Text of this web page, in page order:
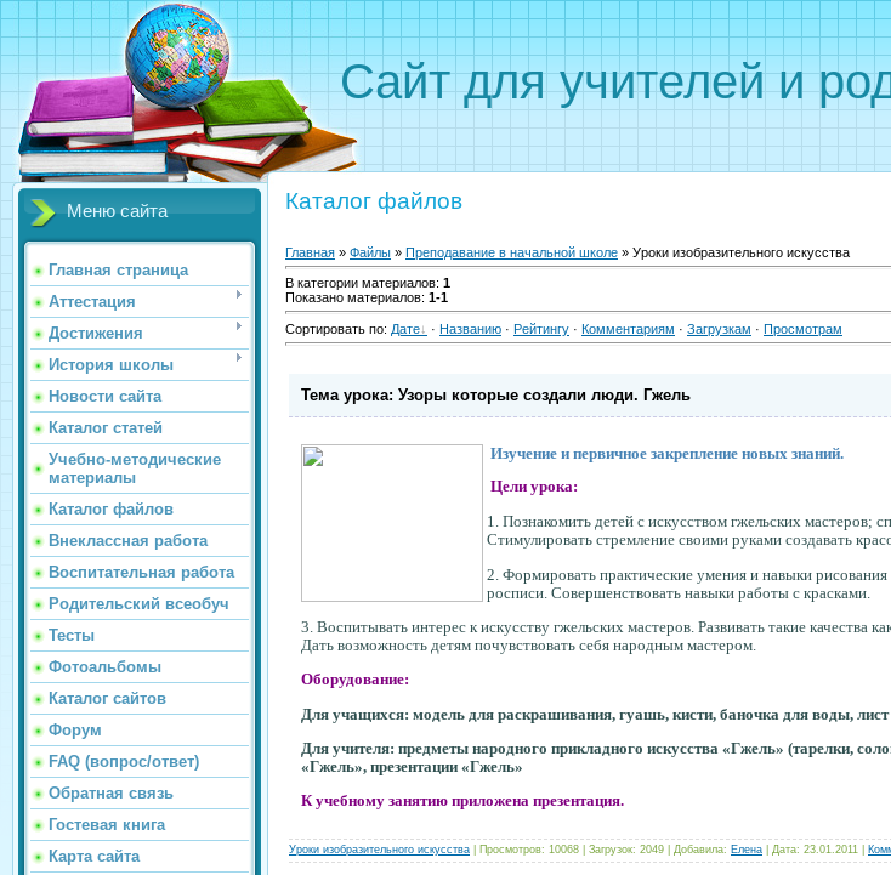
Сайт для учителей и
Меню сайта
Главная страница
Аттестация
Достижения
История школы
Новости сайта
Каталог статей
Учебно-методические
материалы
Каталог файлов
Внеклассная работа
Воспитательная работа
Родительский всеобуч
Тесты
Фотоальбомы
Каталог сайтов
Форум
FAQ (вопрос/ответ)
Обратная связь
Гостевая книга
Карта сайта
Каталог файлов
Главная » Файлы » Преподавание в начальной школе » Уроки изобразительного искусства
В категории материалов: 1
Показано материалов: 1-1
Сортировать по: Дате · Названию · Рейтингу · Комментариям · Загрузкам · Просмотрам
Тема урока: Узоры которые создали люди. Гжель
Изучение и первичное закрепление новых знаний.
Цели урока:
1. Познакомить детей с искусством гжельских мастеров;
Стимулировать стремление своими руками создавать
2. Формировать практические умения и навыки
росписи. Совершенствовать навыки работы с красками.
3. Воспитывать интерес к искусству гжельских мастеров. Развивать такие качества
Дать возможность детям почувствовать себя народным мастером.
Оборудование:
Для учащихся: модель для раскрашивания, гуашь, кисти, баночка для воды,
Для учителя: предметы народного прикладного искусства «Гжель» (тарелки,
«Гжель», презентации «Гжель»
К учебному занятию приложена презентация.
Уроки изобразительного искусства | Просмотров: 10068 | Загрузок: 2049 | Добавила: Елена | Дата: 23.01.2011